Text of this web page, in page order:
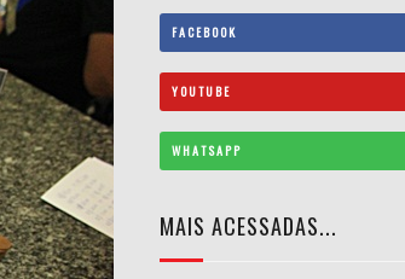
FACEBOOK
YOUTUBE
WHATSAPP
MAIS ACESSADAS...